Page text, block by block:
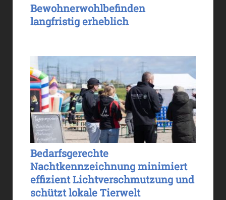
Bewohnerwohlbefinden
langfristig erheblich
Bedarfsgerechte
Nachtkennzeichnung minimiert
effizient Lichtverschmutzung und
schützt lokale Tierwelt